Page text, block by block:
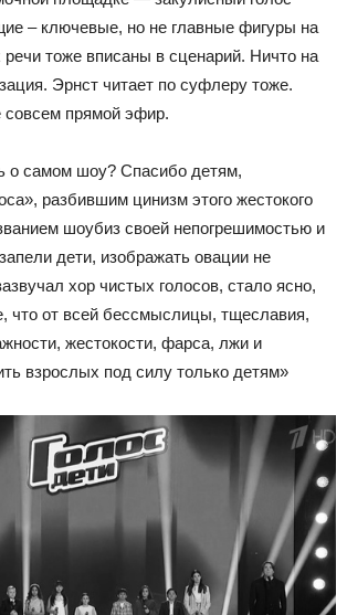
– ключевые, но не главные фигуры на
тоже вписаны в сценарий. Ничто на
Эрнст читает по суфлеру тоже.
прямой эфир.
о самом шоу? Спасибо детям,
разбившим цинизм этого жестокого
шоубиз своей непогрешимостью и
дети, изображать овации не
хор чистых голосов, стало ясно,
что от всей бессмыслицы, тщеславия,
жестокости, фарса, лжи и
взрослых под силу только детям»